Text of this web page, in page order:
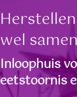
wel samen
Inloophuis
eetstoornis